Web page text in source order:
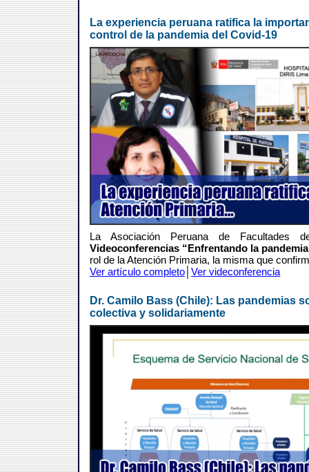
La experiencia peruana ratifica la
control de la pandemia del Covid-19
La Asociación Peruana de Facultades
Videoconferencias “Enfrentando la
rol de la Atención Primaria, la misma que
Ver artículo completo Ver videconferencia
Dr. Camilo Bass (Chile): Las pandemias
colectiva y solidariamente